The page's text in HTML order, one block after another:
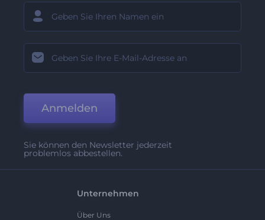
Anmelden
Sie können den Newsletter jederzeit
problemlos abbestellen.
Unternehmen
Über Uns